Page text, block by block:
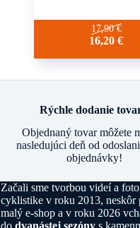
17,90€
16,20€
Rýchle dodanie
Objednaný tovar môžete
nasledujúci deň od
objednávky!
Začali sme tvorbou videí a
cyklistike v roku 2013, neskôr
malý e-shop a v roku 2026